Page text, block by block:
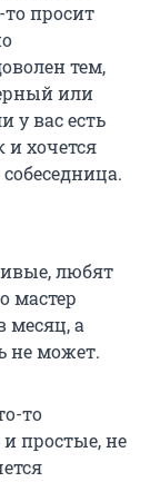
то просит
тем,
или
у вас есть
хочется
любят
мастер
месяц, а
не может.
то
простые, не